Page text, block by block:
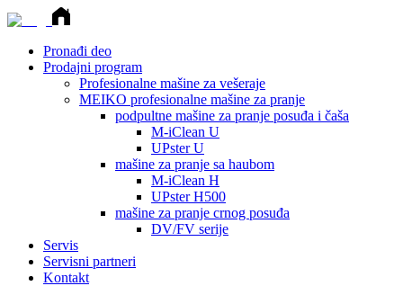
Pronađi deo
Prodajni program
Profesionalne mašine za vešeraje
MEIKO profesionalne mašine za pranje
podpultne mašine za pranje posuđa i čaša
M-iClean U
UPster U
mašine za pranje sa haubom
M-iClean H
UPster H500
mašine za pranje crnog posuđa
DV/FV serije
Servis
Servisni partneri
Kontakt